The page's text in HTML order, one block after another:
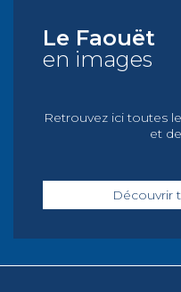
Le Faouët
en images
Retrouvez ici toutes
et
Découvrir